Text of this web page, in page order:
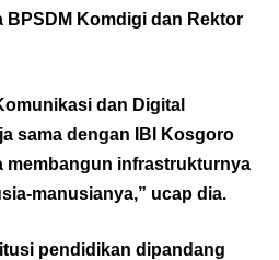
BPSDM Komdigi dan Rektor
dan Digital
sama dengan IBI Kosgoro
membangun infrastrukturnya
manusianya,” ucap dia.
pendidikan dipandang